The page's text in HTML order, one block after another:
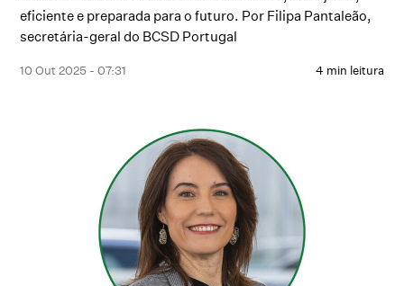
eficiente e preparada para o futuro. Por Filipa Pantaleão,
secretária-geral do BCSD Portugal
10 Out 2025 - 07:31 4 min leitura